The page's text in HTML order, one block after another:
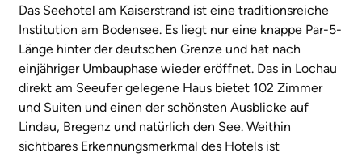
Das Seehotel am Kaiserstrand ist eine traditionsreiche
Institution am Bodensee. Es liegt nur eine knappe Par-5-
Länge hinter der deutschen Grenze und hat nach
einjähriger Umbauphase wieder eröffnet. Das in Lochau
direkt am Seeufer gelegene Haus bietet 102 Zimmer
und Suiten und einen der schönsten Ausblicke auf
Lindau, Bregenz und natürlich den See. Weithin
sichtbares Erkennungsmerkmal des Hotels ist